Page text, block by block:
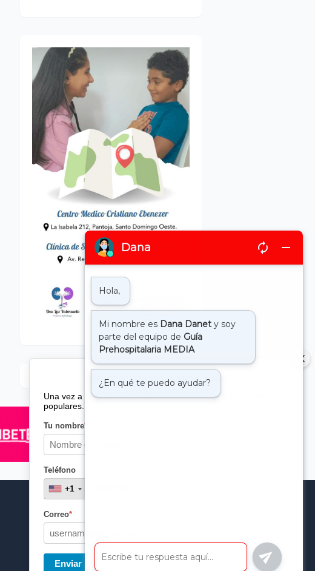
Suscribete a nuestro boletin
Una vez a la semana enviamos un correo con los artículos más
populares.
Tu nombre*
Teléfono
+1
+1
Correo*
Enviar